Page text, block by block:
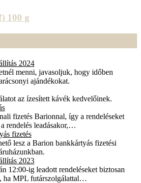
100 g
2024
menni, javasoljuk, hogy időben
ajándékokat.
az ízesített kávék kedvelőinek.
fizetés Barionnal, így a rendeléseket
rendelés leadásakor,…
fizetés
lesz a Barion bankkártyás fizetési
2023
12:00-ig leadott rendeléseket biztosan
ha MPL futárszolgálattal…